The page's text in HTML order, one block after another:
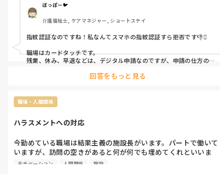
ぼっぽー🐦
介護福祉士, ケアマネジャー, ショートステイ
指紋認証なのですね！私なんてスマホの指紋認証すら拒否です👎🫆
職場はカードタッチです。
残業、休み、早退などは、デジタル申請なのですが、申請の仕方の
休暇半日にする人といる）ため、非常に悩ましいです！面倒！
回答をもっと見る
職場・人間関係
ハラスメントへの対応
今勤めている職場は結果主義の施設長がいます。パートで働いて
いますが、訪問の空きがあると何が何でも埋めてくれといいま
す。
モチベーション 人間関係 施設